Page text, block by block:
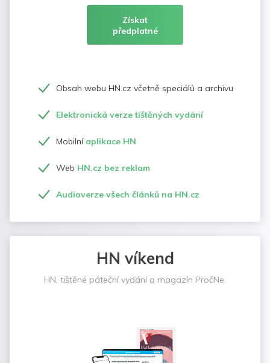
Získat
předplatné
Obsah webu HN.cz včetně speciálů a archivu
Elektronická verze tištěných vydání
Mobilní aplikace HN
Web HN.cz bez reklam
Audioverze všech článků na HN.cz
HN víkend
HN, tištěné páteční vydání a magazín PročNe.